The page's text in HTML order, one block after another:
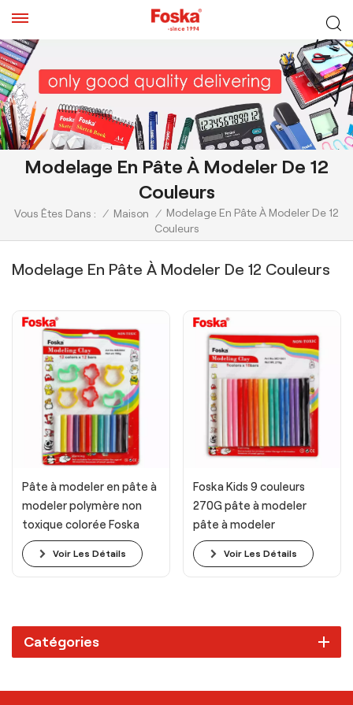
Modelage En Pâte À Modeler De 12
Couleurs
Vous Êtes Dans : / Maison / Modelage En Pâte À Modeler De 12
Couleurs
Modelage En Pâte À Modeler De 12 Couleurs
Pâte à modeler en pâte à
modeler polymère non
toxique colorée Foska
Kids
Voir Les Détails
Foska Kids 9 couleurs
270G pâte à modeler
pâte à modeler
Voir Les Détails
Catégories